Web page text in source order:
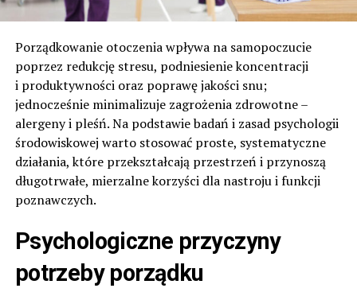
Porządkowanie otoczenia wpływa na samopoczucie
poprzez redukcję stresu, podniesienie koncentracji
i produktywności oraz poprawę jakości snu;
jednocześnie minimalizuje zagrożenia zdrowotne –
alergeny i pleśń. Na podstawie badań i zasad psychologii
środowiskowej warto stosować proste, systematyczne
działania, które przekształcają przestrzeń i przynoszą
długotrwałe, mierzalne korzyści dla nastroju i funkcji
poznawczych.
Psychologiczne przyczyny
potrzeby porządku